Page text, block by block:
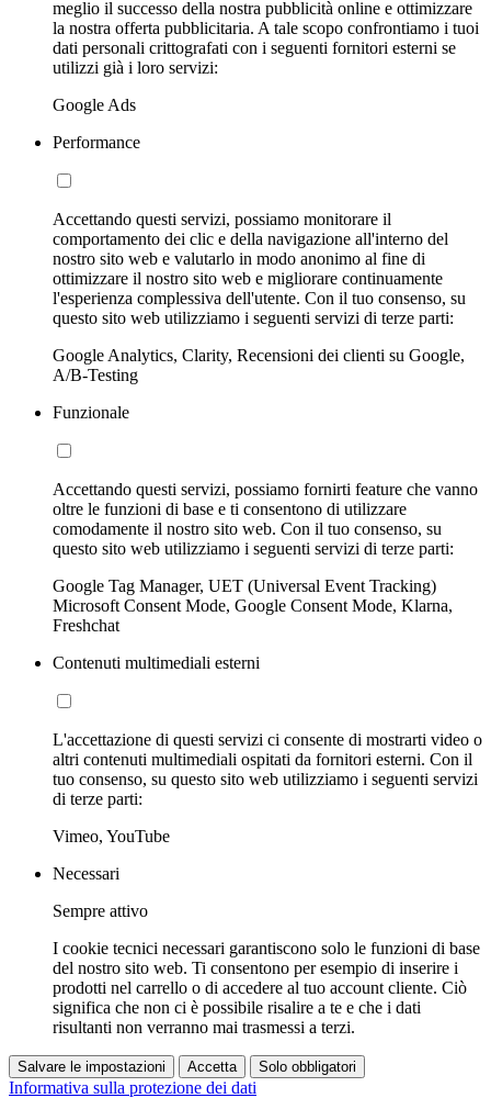
meglio il successo della nostra pubblicità online e ottimizzare
la nostra offerta pubblicitaria. A tale scopo confrontiamo i tuoi
dati personali crittografati con i seguenti fornitori esterni se
utilizzi già i loro servizi:
Google Ads
Performance
Accettando questi servizi, possiamo monitorare il
comportamento dei clic e della navigazione all'interno del
nostro sito web e valutarlo in modo anonimo al fine di
ottimizzare il nostro sito web e migliorare continuamente
l'esperienza complessiva dell'utente. Con il tuo consenso, su
questo sito web utilizziamo i seguenti servizi di terze parti:
Google Analytics, Clarity, Recensioni dei clienti su Google,
A/B-Testing
Funzionale
Accettando questi servizi, possiamo fornirti feature che vanno
oltre le funzioni di base e ti consentono di utilizzare
comodamente il nostro sito web. Con il tuo consenso, su
questo sito web utilizziamo i seguenti servizi di terze parti:
Google Tag Manager, UET (Universal Event Tracking)
Microsoft Consent Mode, Google Consent Mode, Klarna,
Freshchat
Contenuti multimediali esterni
L'accettazione di questi servizi ci consente di mostrarti video o
altri contenuti multimediali ospitati da fornitori esterni. Con il
tuo consenso, su questo sito web utilizziamo i seguenti servizi
di terze parti:
Vimeo, YouTube
Necessari
Sempre attivo
I cookie tecnici necessari garantiscono solo le funzioni di base
del nostro sito web. Ti consentono per esempio di inserire i
prodotti nel carrello o di accedere al tuo account cliente. Ciò
significa che non ci è possibile risalire a te e che i dati
risultanti non verranno mai trasmessi a terzi.
Salvare le impostazioni Accetta Solo obbligatori
Informativa sulla protezione dei dati